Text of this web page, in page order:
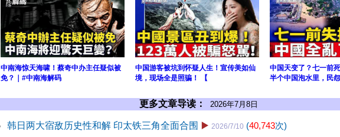
中南海惊天海啸！蔡奇中办主任疑似被
免？｜#中南海解码
中国游客被坑到怀疑人生！宣传美如仙
境，现场全是照骗！ 【
中国天变了？七一前
半个中国泡水里，民怨
更多文章导读： 2026年7月8日
韩日两大宿敌历史性和解 印太铁三角全面合围 ▶️ 2026/7/10 (40,743次)